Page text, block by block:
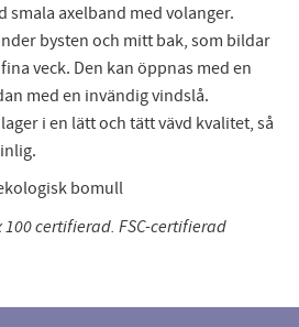
smala axelband med volanger.
bysten och mitt bak, som bildar
veck. Den kan öppnas med en
med en invändig vindslå.
i en lätt och tätt vävd kvalitet, så
bomull
100 certifierad. FSC-certifierad